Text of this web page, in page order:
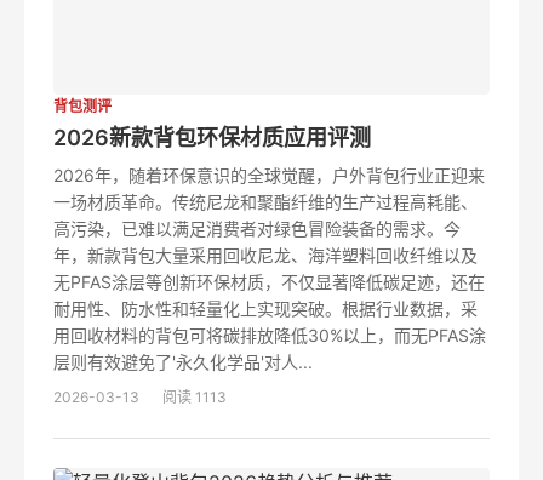
背包测评
2026新款背包环保材质应用评测
2026年，随着环保意识的全球觉醒，户外背包行业正迎来
一场材质革命。传统尼龙和聚酯纤维的生产过程高耗能、
高污染，已难以满足消费者对绿色冒险装备的需求。今
年，新款背包大量采用回收尼龙、海洋塑料回收纤维以及
无PFAS涂层等创新环保材质，不仅显著降低碳足迹，还在
耐用性、防水性和轻量化上实现突破。根据行业数据，采
用回收材料的背包可将碳排放降低30%以上，而无PFAS涂
层则有效避免了'永久化学品'对人...
2026-03-13 阅读 1113